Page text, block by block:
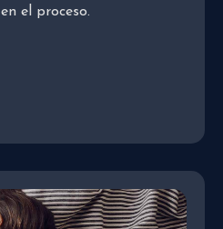
el proceso.